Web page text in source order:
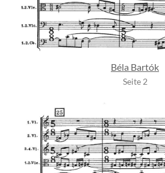
Béla Bartók
Seite 2